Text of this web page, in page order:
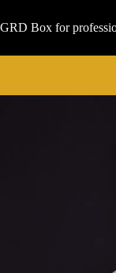
στο
περιεχόμενο
GRD Box for